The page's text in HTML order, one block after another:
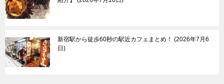
新宿駅から徒歩60秒の駅近カフェまとめ！
2026年7月6
日